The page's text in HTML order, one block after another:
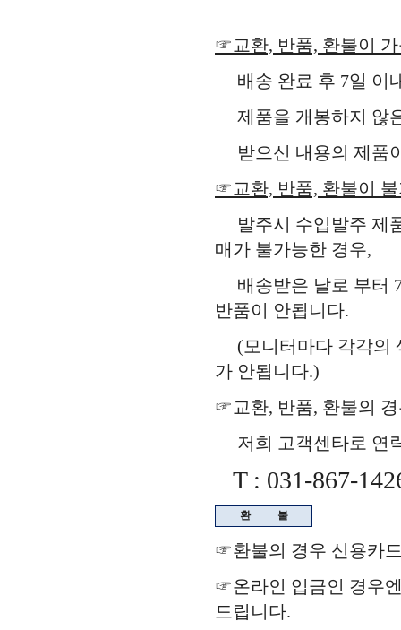
☞교환, 반품, 환불이
배송 완료 후 7일 이
제품을 개봉하지 않
받으신 내용의 제품
☞교환, 반품, 환불이
발주시 수입발주 제
매가 불가능한 경우,
배송받은 날로 부터
반품이 안됩니다.
(모니터마다 각각의
가 안됩니다.)
☞교환, 반품, 환불의
저희 고객센타로 연
T : 031-867-
환 불
☞환불의 경우 신용카
☞온라인 입금인 경우
드립니다.